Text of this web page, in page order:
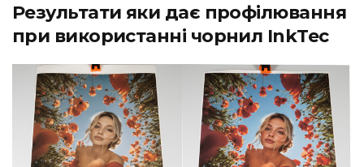
Результати яки дає профілювання
при використанні чорнил InkTec